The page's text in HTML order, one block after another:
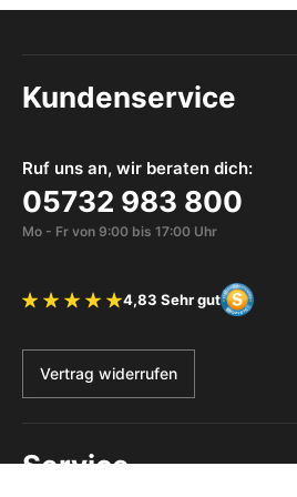
Kundenservice
Ruf uns an, wir beraten dich:
05732 983 800
Mo - Fr von 9:00 bis 17:00 Uhr
Bewertung 4.83 von 5 Sternen
4,83 Sehr gut
Vertrag widerrufen
Service